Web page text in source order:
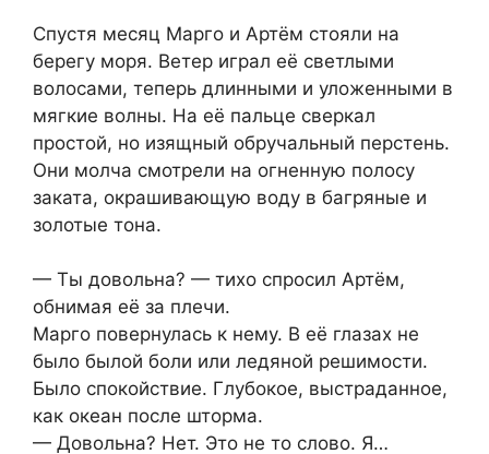
Спустя месяц Марго и Артём стояли на
берегу моря. Ветер играл её светлыми
волосами, теперь длинными и уложенными в
мягкие волны. На её пальце сверкал
простой, но изящный обручальный перстень.
Они молча смотрели на огненную полосу
заката, окрашивающую воду в багряные и
золотые тона.
— Ты довольна? — тихо спросил Артём,
обнимая её за плечи.
Марго повернулась к нему. В её глазах не
было былой боли или ледяной решимости.
Было спокойствие. Глубокое, выстраданное,
как океан после шторма.
— Довольна? Нет. Это не то слово. Я…